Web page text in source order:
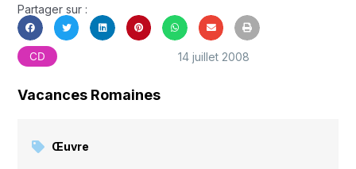
Partager sur :
CD 14 juillet 2008
Vacances Romaines
Œuvre